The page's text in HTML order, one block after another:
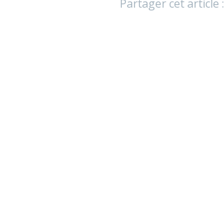
Partager cet article :